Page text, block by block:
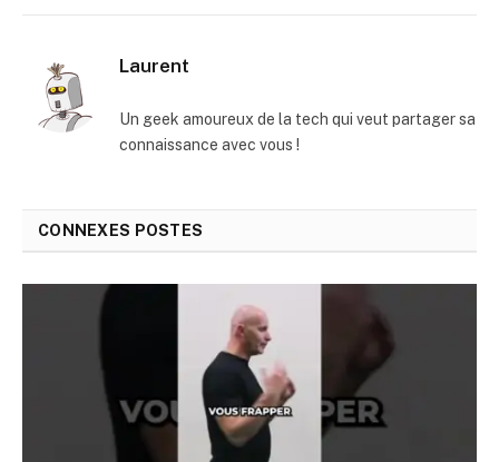
Laurent
Un geek amoureux de la tech qui veut partager sa
connaissance avec vous !
CONNEXES POSTES